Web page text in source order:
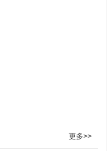
更多>>